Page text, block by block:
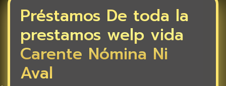
Préstamos De toda la
prestamos welp vida
Carente Nómina Ni
Aval